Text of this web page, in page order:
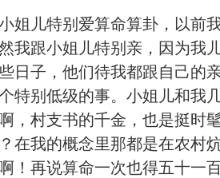
姐儿特别爱算命算卦，以前
我跟小姐儿特别亲，因为我
日子，他们待我都跟自己的
特别低级的事。小姐儿和我
，村支书的千金，也是挺时
在我的概念里那都是在农村
！再说算命一次也得五十一